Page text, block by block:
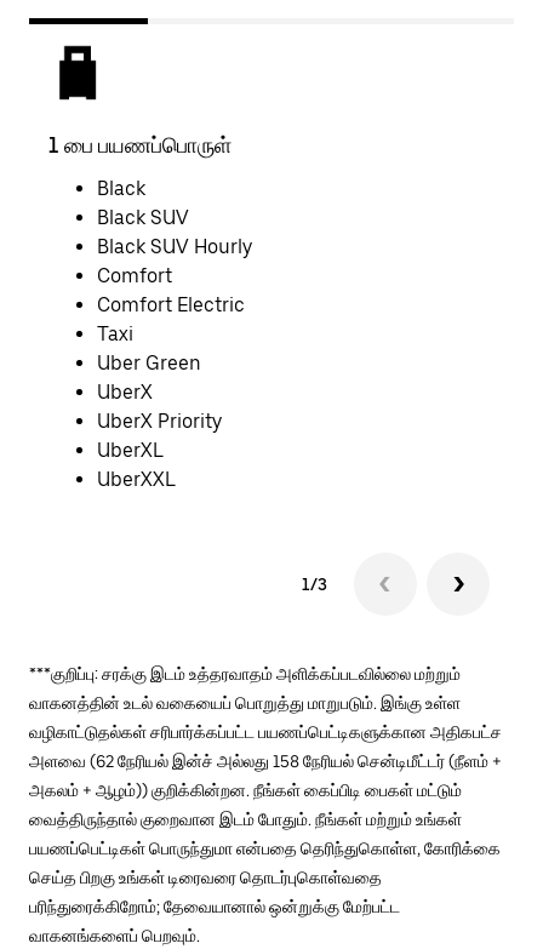
1 பை பயணப்பொருள்
Black
Black SUV
Black SUV Hourly
Comfort
Comfort Electric
Taxi
Uber Green
UberX
UberX Priority
UberXL
UberXXL
1/3
***குறிப்பு: சரக்கு இடம் உத்தரவாதம் அளிக்கப்படவில்லை மற்றும்
வாகனத்தின் உடல் வகையைப் பொறுத்து மாறுபடும். இங்கு உள்ள
வழிகாட்டுதல்கள் சரிபார்க்கப்பட்ட பயணப்பெட்டிகளுக்கான அதிகபட்ச
அளவை (62 நேரியல் இன்ச் அல்லது 158 நேரியல் சென்டிமீட்டர் (நீளம் +
அகலம் + ஆழம்)) குறிக்கின்றன. நீங்கள் கைப்பிடி பைகள் மட்டும்
வைத்திருந்தால் குறைவான இடம் போதும். நீங்கள் மற்றும் உங்கள்
பயணப்பெட்டிகள் பொருந்துமா என்பதை தெரிந்துகொள்ள, கோரிக்கை
செய்த பிறகு உங்கள் டிரைவரை தொடர்புகொள்வதை
பரிந்துரைக்கிறோம்; தேவையானால் ஒன்றுக்கு மேற்பட்ட
வாகனங்களைப் பெறவும்.